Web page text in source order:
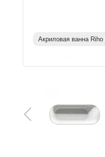
Акриловая ванна